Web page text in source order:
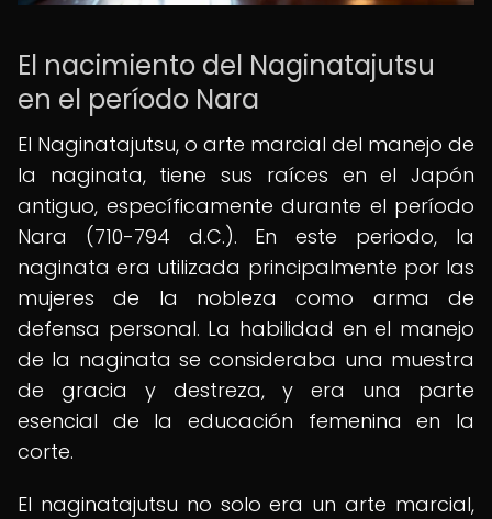
El nacimiento del Naginatajutsu
en el período Nara
El Naginatajutsu, o arte marcial del manejo de
la naginata, tiene sus raíces en el Japón
antiguo, específicamente durante el período
Nara (710-794 d.C.). En este periodo, la
naginata era utilizada principalmente por las
mujeres de la nobleza como arma de
defensa personal. La habilidad en el manejo
de la naginata se consideraba una muestra
de gracia y destreza, y era una parte
esencial de la educación femenina en la
corte.
El naginatajutsu no solo era un arte marcial,